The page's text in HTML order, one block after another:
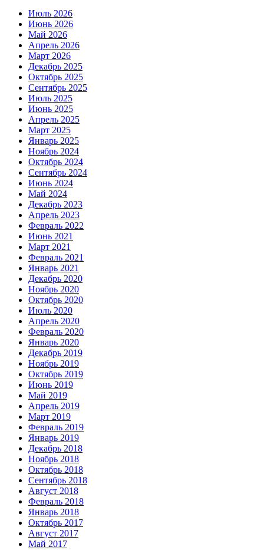
Июль 2026
Июнь 2026
Май 2026
Апрель 2026
Март 2026
Декабрь 2025
Октябрь 2025
Сентябрь 2025
Июль 2025
Июнь 2025
Апрель 2025
Март 2025
Январь 2025
Ноябрь 2024
Октябрь 2024
Сентябрь 2024
Июнь 2024
Май 2024
Декабрь 2023
Апрель 2023
Февраль 2022
Июнь 2021
Март 2021
Февраль 2021
Январь 2021
Декабрь 2020
Ноябрь 2020
Октябрь 2020
Июль 2020
Апрель 2020
Февраль 2020
Январь 2020
Декабрь 2019
Ноябрь 2019
Октябрь 2019
Июнь 2019
Май 2019
Апрель 2019
Март 2019
Февраль 2019
Январь 2019
Декабрь 2018
Ноябрь 2018
Октябрь 2018
Сентябрь 2018
Август 2018
Февраль 2018
Январь 2018
Октябрь 2017
Август 2017
Май 2017